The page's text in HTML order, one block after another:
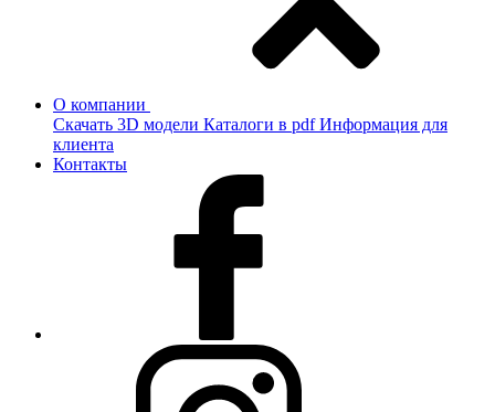
О компании
Скачать 3D модели Каталоги в pdf Информация для
клиента
Контакты